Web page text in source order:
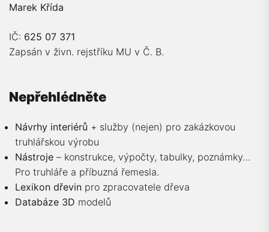
Marek Křída
IČ: 625 07 371
Zapsán v živn. rejstříku MU v Č. B.
Nepřehlédněte
Návrhy interiérů + služby (nejen) pro zakázkovou
truhlářskou výrobu
Nástroje – konstrukce, výpočty, tabulky, poznámky…
Pro truhláře a příbuzná řemesla.
Lexikon dřevin pro zpracovatele dřeva
Databáze 3D modelů